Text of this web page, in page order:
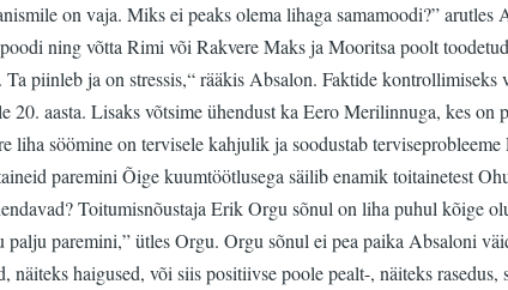
on vaja. Miks ei peaks olema lihaga samamoodi?”
ning võtta Rimi või Rakvere Maks ja Mooritsa poolt
piinleb ja on stressis,“ rääkis Absalon. Faktide
20. aasta. Lisaks võtsime ühendust ka Eero Merilinnuga, kes
söömine on tervisele kahjulik ja soodustab
paremini Õige kuumtöötlusega säilib enamik toitainetest
Toitumisnõustaja Erik Orgu sõnul on liha puhul kõige
paremini,” ütles Orgu. Orgu sõnul ei pea paika Absaloni
haigused, või siis positiivse poole pealt-, näiteks